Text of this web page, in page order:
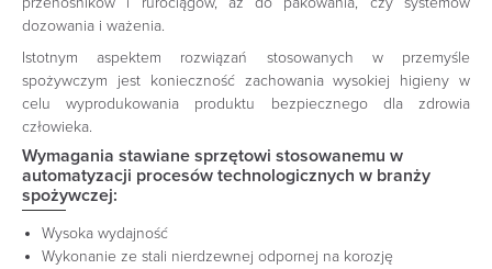
dozowania i ważenia.
Istotnym aspektem rozwiązań stosowanych w przemyśle
spożywczym jest konieczność zachowania wysokiej higieny w
celu wyprodukowania produktu bezpiecznego dla zdrowia
człowieka.
Wymagania stawiane sprzętowi stosowanemu w
automatyzacji procesów technologicznych w branży
spożywczej:
Wysoka wydajność
Wykonanie ze stali nierdzewnej odpornej na korozję